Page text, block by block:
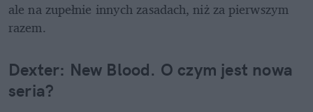
ale na zupełnie innych zasadach, niż za pierwszym
razem.
Dexter: New Blood. O czym jest nowa
seria?